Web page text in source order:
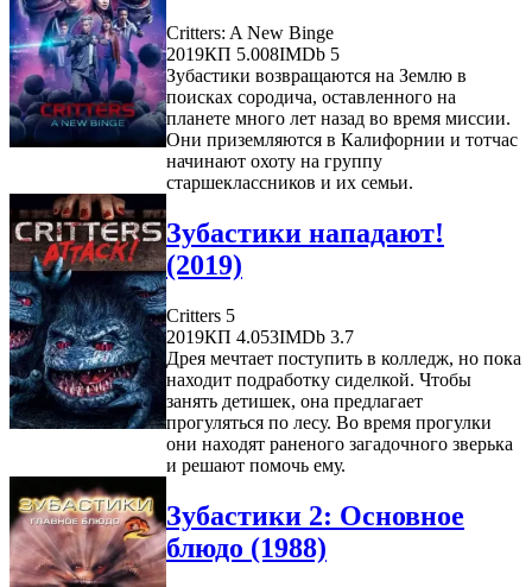
Critters: A New Binge
2019КП 5.008IMDb 5
Зубастики возвращаются на Землю в
поисках сородича, оставленного на
планете много лет назад во время миссии.
Они приземляются в Калифорнии и тотчас
начинают охоту на группу
старшеклассников и их семьи.
Зубастики нападают!
(2019)
Critters 5
2019КП 4.053IMDb 3.7
Дрея мечтает поступить в колледж, но пока
находит подработку сиделкой. Чтобы
занять детишек, она предлагает
прогуляться по лесу. Во время прогулки
они находят раненого загадочного зверька
и решают помочь ему.
Зубастики 2: Основное
блюдо (1988)